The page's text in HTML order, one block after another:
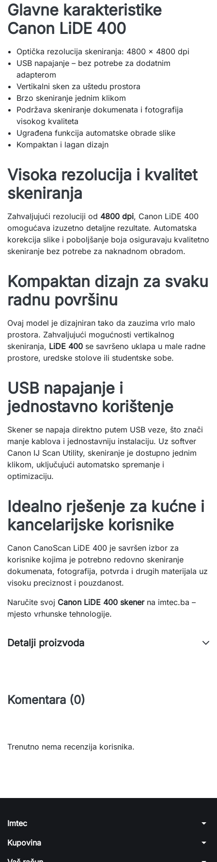
Glavne karakteristike
Canon LiDE 400
Optička rezolucija skeniranja: 4800 × 4800 dpi
USB napajanje – bez potrebe za dodatnim
adapterom
Vertikalni sken za uštedu prostora
Brzo skeniranje jednim klikom
Podržava skeniranje dokumenata i fotografija
visokog kvaliteta
Ugrađena funkcija automatske obrade slike
Kompaktan i lagan dizajn
Visoka rezolucija i kvalitet
skeniranja
Zahvaljujući rezoluciji od 4800 dpi, Canon LiDE 400
omogućava izuzetno detaljne rezultate. Automatska
korekcija slike i poboljšanje boja osiguravaju kvalitetno
skeniranje bez potrebe za naknadnom obradom.
Kompaktan dizajn za svaku
radnu površinu
Ovaj model je dizajniran tako da zauzima vrlo malo
prostora. Zahvaljujući mogućnosti vertikalnog
skeniranja, LiDE 400 se savršeno uklapa u male radne
prostore, uredske stolove ili studentske sobe.
USB napajanje i
jednostavno korištenje
Skener se napaja direktno putem USB veze, što znači
manje kablova i jednostavniju instalaciju. Uz softver
Canon IJ Scan Utility, skeniranje je dostupno jednim
klikom, uključujući automatsko spremanje i
optimizaciju.
Idealno rješenje za kućne i
kancelarijske korisnike
Canon CanoScan LiDE 400 je savršen izbor za
korisnike kojima je potrebno redovno skeniranje
dokumenata, fotografija, potvrda i drugih materijala uz
visoku preciznost i pouzdanost.
Naručite svoj Canon LiDE 400 skenerna imtec.ba –
mjesto vrhunske tehnologije.
Detalji proizvoda
Komentara (0)
Trenutno nema recenzija korisnika.
Imtec arrow_drop_down
Kupovina arrow_drop_down